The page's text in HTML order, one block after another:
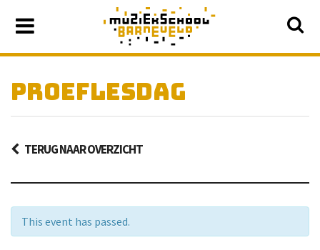
PROEFLESDAG
TERUG NAAR OVERZICHT
This event has passed.